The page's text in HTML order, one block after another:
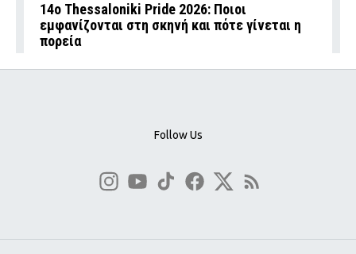
14ο Thessaloniki Pride 2026: Ποιοι
εμφανίζονται στη σκηνή και πότε γίνεται η
πορεία
Follow Us